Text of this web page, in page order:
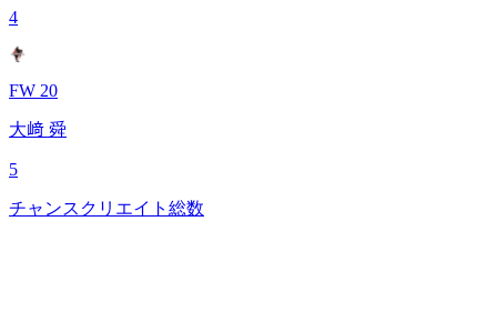
4
FW 20
大﨑 舜
5
チャンスクリエイト総数